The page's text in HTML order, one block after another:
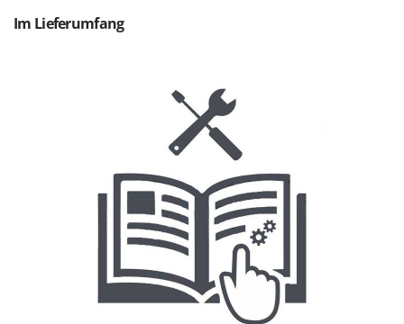
Olix
Outdoorchef
Palumbo Pavi
Im Lieferumfang